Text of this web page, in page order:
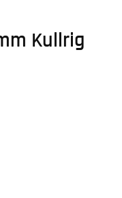
Kullrig